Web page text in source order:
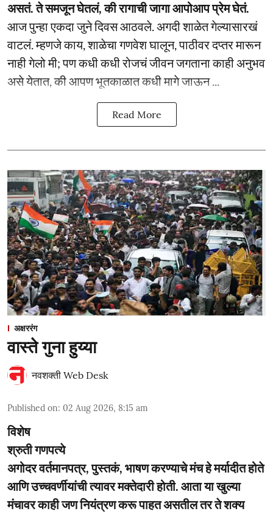
असतं. ते समजून घेतलं, की रागाची जागा आपोआप प्रेम घेतं.
आज पुन्हा एकदा जुने दिवस आठवले. अगदी शाळेत गेल्यासारखं
वाटलं. म्हणजे काय, शाळेचा गणवेश घालून, पाठीवर दप्तर मारून
नाही गेलो मी; पण कधी कधी रोजचं जीवन जगताना काही अनुभव
असे येतात, की आपण भूतकाळात कधी मागे जाऊन ...
Read More
अक्षररंग
वास्ते गुना हुय्या
नवशक्ती Web Desk
Published on: 02 Aug 2026, 8:15 am
विशेष
श्रुती गणपत्ये
अगोदर वर्तमानपत्र, पुस्तकं, भाषण करण्याचे मंच हे मर्यादीत होते
आणि उच्चवर्णीयांची त्यावर मक्तेदारी होती. आता या खुल्या
मंचावर काही जण नियंत्रण करू पाहत असतील तर ते शक्य